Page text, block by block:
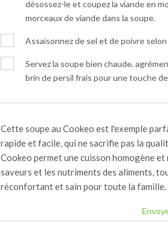
désossez-le et coupez la viande en
morceaux de viande dans la soupe.
Assaisonnez de sel et de poivre
Servez la soupe bien chaude,
brin de persil frais pour une touche
Cette soupe au Cookeo est l'exemple
rapide et facile, qui ne sacrifie pas la
Cookeo permet une cuisson homogène
saveurs et les nutriments des aliments,
réconfortant et sain pour toute la famille.